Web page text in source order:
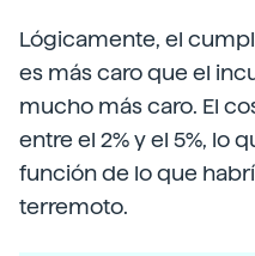
Lógicamente, el
es más caro que el
mucho más caro. El
entre el 2% y el 5%, lo
función de lo que
terremoto.